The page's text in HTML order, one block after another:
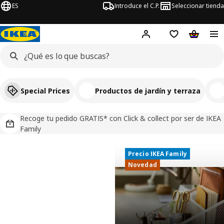
ES Introduce el C.P. Seleccionar tienda
Hej! Iniciar sesión
Lista de deseos
Carrito
Recoge tu pedido GRATIS* con Click & collect por ser de IKEA
Family
Special Prices Productos de jardín y terraza
IKEA, tu tienda de muebles y
Novedad
Precio IKEA Family
Precio IKEA Family